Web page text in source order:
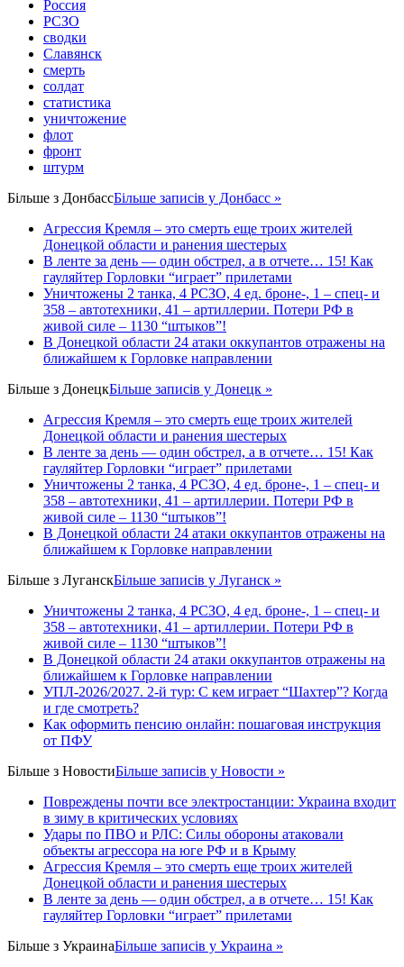
Россия
РСЗО
сводки
Славянск
смерть
солдат
статистика
уничтожение
флот
фронт
штурм
Більше з ДонбассБільше записів у Донбасс »
Агрессия Кремля – это смерть еще троих жителей
Донецкой области и ранения шестерых
В ленте за день — один обстрел, а в отчете… 15! Как
гауляйтер Горловки “играет” прилетами
Уничтожены 2 танка, 4 РСЗО, 4 ед. броне-, 1 – спец- и
358 – автотехники, 41 – артиллерии. Потери РФ в
живой силе – 1130 “штыков”!
В Донецкой области 24 атаки оккупантов отражены на
ближайшем к Горловке направлении
Більше з ДонецкБільше записів у Донецк »
Агрессия Кремля – это смерть еще троих жителей
Донецкой области и ранения шестерых
В ленте за день — один обстрел, а в отчете… 15! Как
гауляйтер Горловки “играет” прилетами
Уничтожены 2 танка, 4 РСЗО, 4 ед. броне-, 1 – спец- и
358 – автотехники, 41 – артиллерии. Потери РФ в
живой силе – 1130 “штыков”!
В Донецкой области 24 атаки оккупантов отражены на
ближайшем к Горловке направлении
Більше з ЛуганскБільше записів у Луганск »
Уничтожены 2 танка, 4 РСЗО, 4 ед. броне-, 1 – спец- и
358 – автотехники, 41 – артиллерии. Потери РФ в
живой силе – 1130 “штыков”!
В Донецкой области 24 атаки оккупантов отражены на
ближайшем к Горловке направлении
УПЛ-2026/2027. 2-й тур: С кем играет “Шахтер”? Когда
и где смотреть?
Как оформить пенсию онлайн: пошаговая инструкция
от ПФУ
Більше з НовостиБільше записів у Новости »
Повреждены почти все электростанции: Украина входит
в зиму в критических условиях
Удары по ПВО и РЛС: Силы обороны атаковали
объекты агрессора на юге РФ и в Крыму
Агрессия Кремля – это смерть еще троих жителей
Донецкой области и ранения шестерых
В ленте за день — один обстрел, а в отчете… 15! Как
гауляйтер Горловки “играет” прилетами
Більше з УкраинаБільше записів у Украина »